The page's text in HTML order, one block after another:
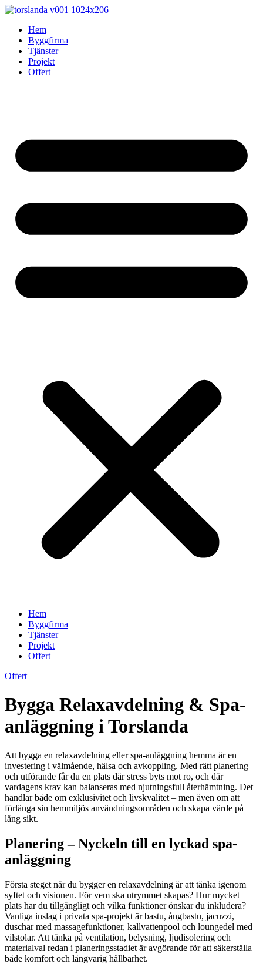
Skip
contentHem
Byggfirma
Tjänster
Projekt
Offert
Hem
Byggfirma
Tjänster
Projekt
Offert
Offert
Bygga Relaxavdelning & Spa-
anläggning i Torslanda
Att bygga en relaxavdelning eller spa-anläggning hemma är en
investering i välmående, hälsa och avkoppling. Med rätt planering
och utförande får du en plats där stress byts mot ro, och där
vardagens krav kan balanseras med njutningsfull återhämtning. Det
handlar både om exklusivitet och livskvalitet – men även om att
förlänga sin hemmiljös användningsområden och skapa värde på
lång sikt.
Planering – Nyckeln till en lyckad spa-
anläggning
Första steget när du bygger en relaxavdelning är att tänka igenom
syftet och visionen. För vem ska utrymmet skapas? Hur mycket
plats har du tillgängligt och vilka funktioner önskar du inkludera?
Vanliga inslag i privata spa-projekt är bastu, ångbastu, jacuzzi,
duschar med massagefunktioner, kallvattenpool och loungedel med
vilstolar. Att tänka på ventilation, belysning, ljudisolering och
materialval redan i planeringsstadiet är avgörande för att säkerställa
både komfort och långvarig hållbarhet.